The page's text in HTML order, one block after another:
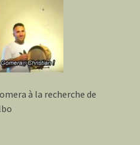
à la recherche de